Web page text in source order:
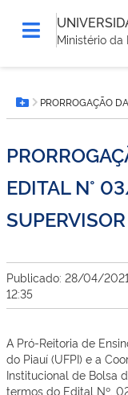
Ministério da
está
aqui:Botão Menu
PRORROGAÇÃO
EDITAL N°
Publicado: 28/04/2021
12:35
A Pró-Reitoria de
do Piauí (UFPI) e a
Institucional de Bolsa
termos do Edital Nº.